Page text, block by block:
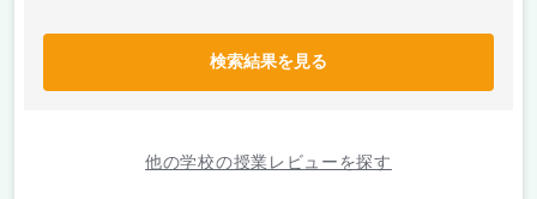
検索結果を見る
他の学校の授業レビューを探す